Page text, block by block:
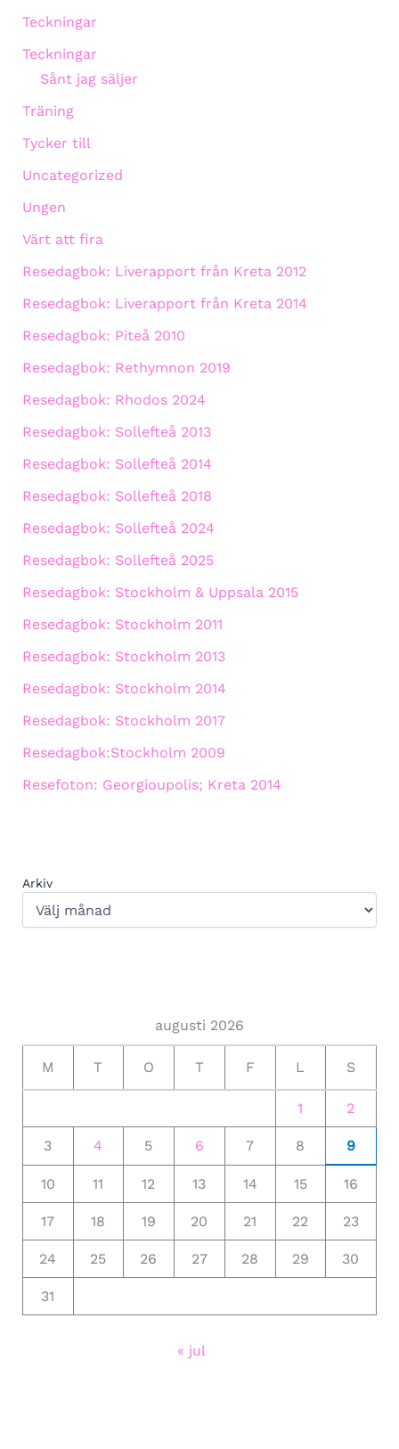
Teckningar
Teckningar
Sånt jag säljer
Träning
Tycker till
Uncategorized
Ungen
Värt att fira
Resedagbok: Liverapport från Kreta 2012
Resedagbok: Liverapport från Kreta 2014
Resedagbok: Piteå 2010
Resedagbok: Rethymnon 2019
Resedagbok: Rhodos 2024
Resedagbok: Sollefteå 2013
Resedagbok: Sollefteå 2014
Resedagbok: Sollefteå 2018
Resedagbok: Sollefteå 2024
Resedagbok: Sollefteå 2025
Resedagbok: Stockholm & Uppsala 2015
Resedagbok: Stockholm 2011
Resedagbok: Stockholm 2013
Resedagbok: Stockholm 2014
Resedagbok: Stockholm 2017
Resedagbok:Stockholm 2009
Resefoton: Georgioupolis; Kreta 2014
Arkiv
augusti 2026
M T O T F L S
1 2
3 4 5 6 7 8 9
10 11 12 13 14 15 16
17 18 19 20 21 22 23
24 25 26 27 28 29 30
31
« jul